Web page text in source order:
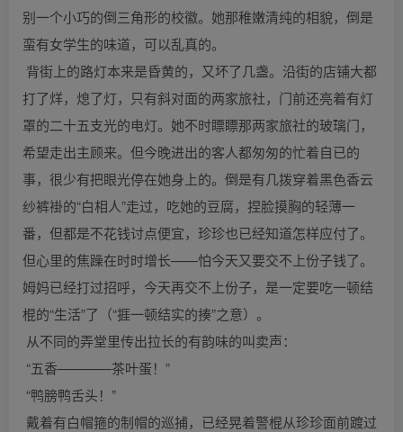
别一个小巧的倒三角形的校徽。她那稚嫩清纯的相貌，倒是
蛮有女学生的味道，可以乱真的。
背街上的路灯本来是昏黄的，又坏了几盏。沿街的店铺大都
打了烊，熄了灯，只有斜对面的两家旅社，门前还亮着有灯
罩的二十五支光的电灯。她不时瞟瞟那两家旅社的玻璃门，
希望走出主顾来。但今晚进出的客人都匆匆的忙着自已的
事，很少有把眼光停在她身上的。倒是有几拨穿着黑色香云
纱裤褂的“白相人”走过，吃她的豆腐，捏脸摸胸的轻薄一
番，但都是不花钱讨点便宜，珍珍也已经知道怎样应付了。
但心里的焦躁在时时增长——怕今天又要交不上份子钱了。
姆妈已经打过招呼，今天再交不上份子，是一定要吃一顿结
棍的“生活”了（“捱一顿结实的揍”之意）。
从不同的弄堂里传出拉长的有韵味的叫卖声：
“五香————茶叶蛋！”
“鸭膀鸭舌头！”
戴着有白帽箍的制帽的巡捕，已经晃着警棍从珍珍面前踱过